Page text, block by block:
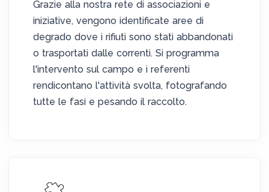
Grazie alla nostra rete di associazioni e
iniziative, vengono identificate aree di
degrado dove i rifiuti sono stati abbandonati
o trasportati dalle correnti. Si programma
l'intervento sul campo e i referenti
rendicontano l'attività svolta, fotografando
tutte le fasi e pesando il raccolto.